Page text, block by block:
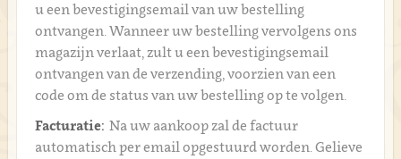
u een bevestigingsemail van uw bestelling
ontvangen. Wanneer uw bestelling vervolgens ons
magazijn verlaat, zult u een bevestigingsemail
ontvangen van de verzending, voorzien van een
code om de status van uw bestelling op te volgen.
Facturatie: Na uw aankoop zal de factuur
automatisch per email opgestuurd worden. Gelieve